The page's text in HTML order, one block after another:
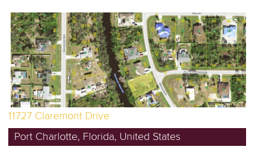
11727 Claremont Drive
Port Charlotte, Florida, United States